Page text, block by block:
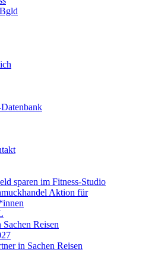
sparen im Fitness-Studio
Aktion für
Reisen
in Sachen Reisen